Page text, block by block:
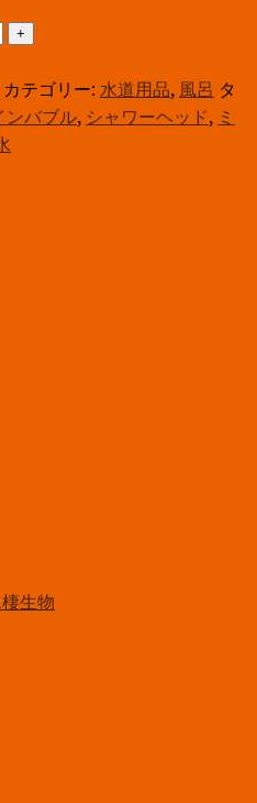
カテゴリー: 水道用品, 風呂 タ
ンバブル, シャワーヘッド, ミ
生物